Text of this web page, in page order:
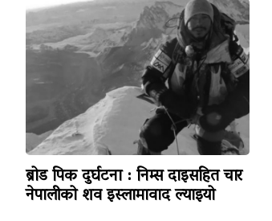
ब्रोड पिक दुर्घटना : निम्स दाइसहित चार
नेपालीको शव इस्लामावाद ल्याइयो